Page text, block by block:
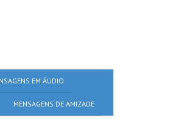
EM ÁUDIO
MENSAGENS DE AMIZADE